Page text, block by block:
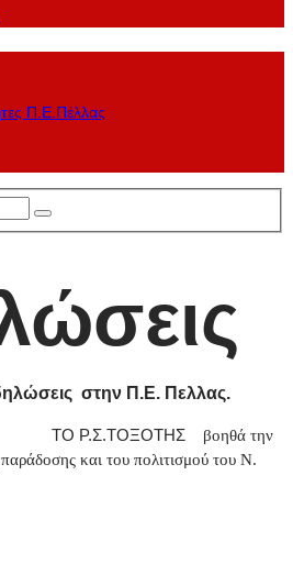
Π.Ε.Πέλλας
στην Π.Ε. Πελλας.
βοηθά την
και του πολιτισμού του Ν.